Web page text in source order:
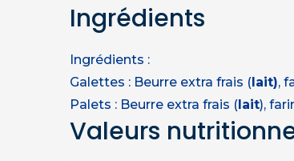
Ingrédients
Ingrédients :
Galettes : Beurre extra frais (lait),
Palets : Beurre extra frais (lait),
Valeurs